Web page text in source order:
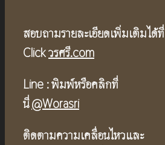
สอบถามรายละเอียดเพิ่มเติมได้ที่
Clickวรศรี.com
Line :พิมพ์หรือคลิกที่
นี่@Worasri
ติดตามความเคลื่อนไหวและ